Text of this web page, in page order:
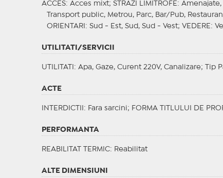
ACCES: Acces mixt; STRAZI LIMITROFE :
Transport public, Metrou, Parc, Bar/Pub,
ORIENTARI : Sud - Est, Sud, Sud - Vest; VEDERE :
UTILITATI/SERVICII
UTILITATI : Apa, Gaze, Curent 220V, Canalizare; Tip
ACTE
INTERDICTII : Fara sarcini; FORMA TITLULUI DE
PERFORMANTA
REABILITAT TERMIC: Reabilitat
ALTE DIMENSIUNI